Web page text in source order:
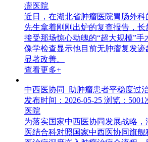
瘤医院
近日，在湖北省肿瘤医院胃肠外科
先生拿着刚刚出炉的复查报告，
接受那场惊心动魄的“超大规模”
像学检查显示他目前无肿瘤复发迹
显著改善。
查看更多+
中西医协同 助肿瘤患者平稳度过
发布时间：2026-05-25 浏览：5001
医院
为落实国家中西医协同发展战略
医结合科对照国家中西医协同旗